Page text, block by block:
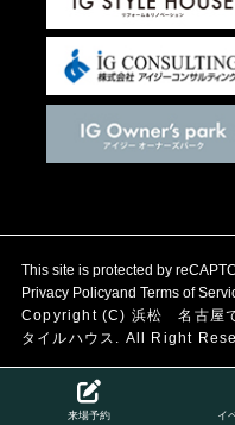
This site is protected by
Privacy Policyand Terms of
Copyright (C) 浜松 名古屋
タイルハウス. All Right
来場予約 イ